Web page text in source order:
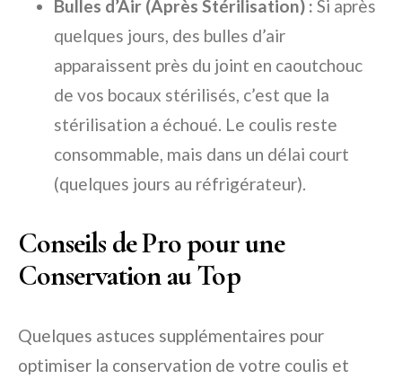
Bulles d’Air (Après Stérilisation) : Si après
quelques jours, des bulles d’air
apparaissent près du joint en caoutchouc
de vos bocaux stérilisés, c’est que la
stérilisation a échoué. Le coulis reste
consommable, mais dans un délai court
(quelques jours au réfrigérateur).
Conseils de Pro pour une
Conservation au Top
Quelques astuces supplémentaires pour
optimiser la conservation de votre coulis et